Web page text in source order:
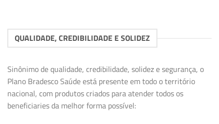
QUALIDADE, CREDIBILIDADE E SOLIDEZ
Sinônimo de qualidade, credibilidade, solidez e segurança, o
Plano Bradesco Saúde está presente em todo o território
nacional, com produtos criados para atender todos os
beneficiaries da melhor forma possível: